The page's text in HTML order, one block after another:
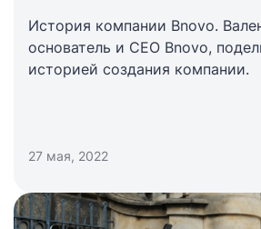
История компании Bnovo.
основатель и CEO Bnovo,
историей создания компании.
27 мая, 2022